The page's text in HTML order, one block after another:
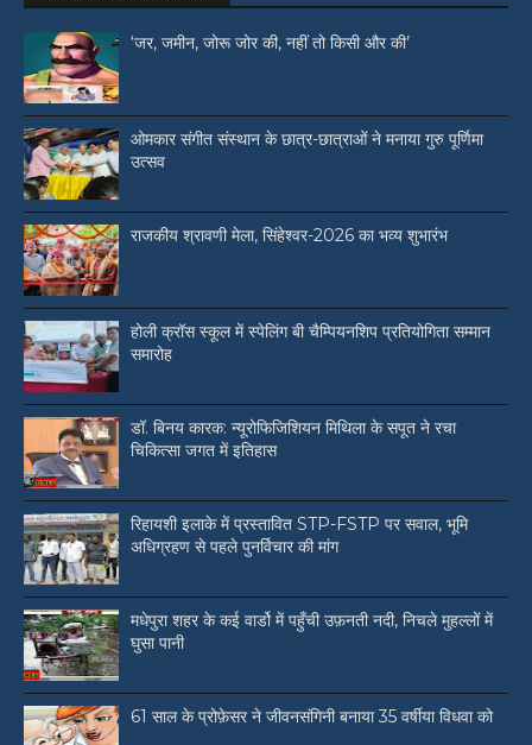
‘जर, जमीन, जोरू जोर की, नहीं तो किसी और की’
ओमकार संगीत संस्थान के छात्र-छात्राओं ने मनाया गुरु पूर्णिमा
उत्सव
राजकीय श्रावणी मेला, सिंहेश्वर-2026 का भव्य शुभारंभ
होली क्रॉस स्कूल में स्पेलिंग बी चैम्पियनशिप प्रतियोगिता सम्मान
समारोह
डॉ. बिनय कारक: न्यूरोफिजिशियन मिथिला के सपूत ने रचा
चिकित्सा जगत में इतिहास
रिहायशी इलाके में प्रस्तावित STP-FSTP पर सवाल, भूमि
अधिग्रहण से पहले पुनर्विचार की मांग
मधेपुरा शहर के कई वार्डो में पहुँची उफ़नती नदी, निचले मुहल्लों में
घुसा पानी
61 साल के प्रोफ़ेसर ने जीवनसंगिनी बनाया 35 वर्षीया विधवा को